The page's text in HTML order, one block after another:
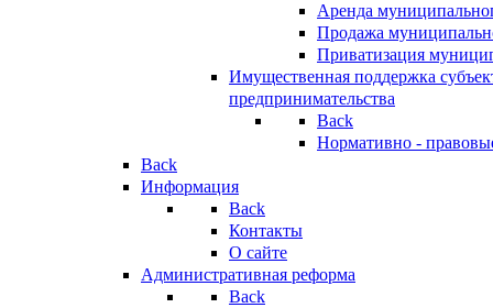
Аренда
Продажа
Приватизация
Имущественная поддержка
предпринимательства
Back
Нормативно -
Back
Информация
Back
Контакты
О сайте
Административная реформа
Back